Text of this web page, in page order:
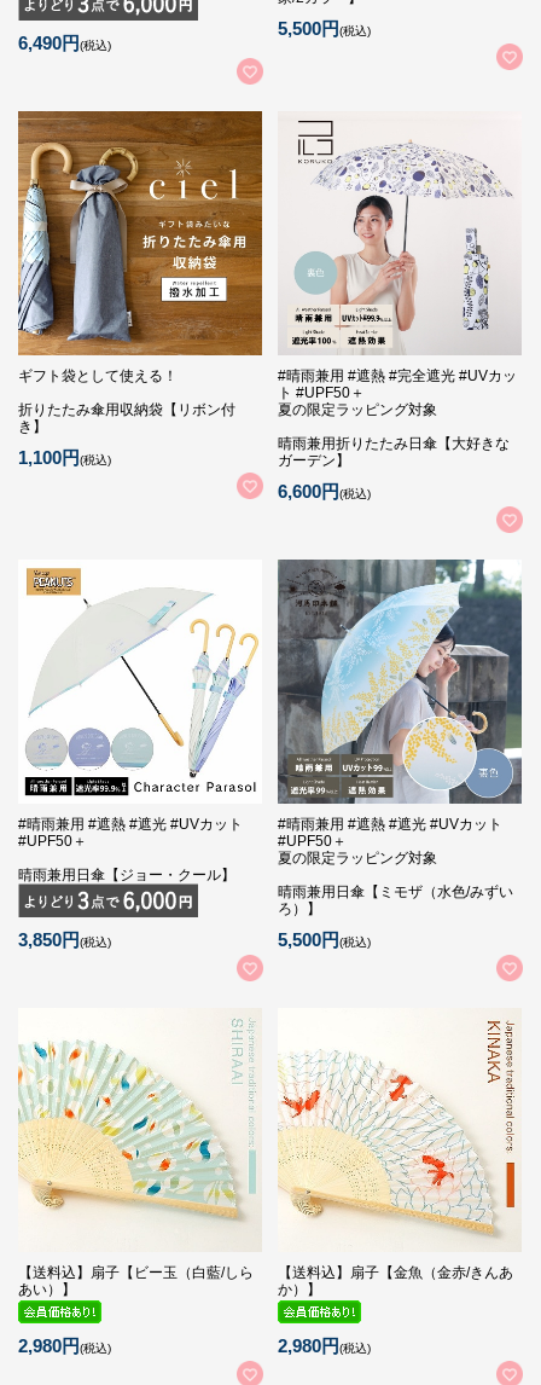
6,490円(税込)
5,500円(税込)
ギフト袋として使える！
折りたたみ傘用収納袋【リボン付
き】
1,100円(税込)
#晴雨兼用 #遮熱 #完全遮光 #UVカッ
ト #UPF50＋
夏の限定ラッピング対象
晴雨兼用折りたたみ日傘【大好きな
ガーデン】
6,600円(税込)
#晴雨兼用 #遮熱 #遮光 #UVカット
#UPF50＋
晴雨兼用日傘【ジョー・クール】
3,850円(税込)
#晴雨兼用 #遮熱 #遮光 #UVカット
#UPF50＋
夏の限定ラッピング対象
晴雨兼用日傘【ミモザ（水色/みずい
ろ）】
5,500円(税込)
【送料込】扇子【ビー玉（白藍/しら
あい）】
2,980円(税込)
【送料込】扇子【金魚（金赤/きんあ
か）】
2,980円(税込)